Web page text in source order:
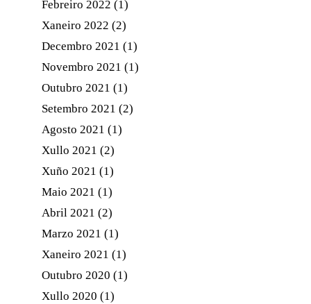
Febreiro 2022 (1)
Xaneiro 2022 (2)
Decembro 2021 (1)
Novembro 2021 (1)
Outubro 2021 (1)
Setembro 2021 (2)
Agosto 2021 (1)
Xullo 2021 (2)
Xuño 2021 (1)
Maio 2021 (1)
Abril 2021 (2)
Marzo 2021 (1)
Xaneiro 2021 (1)
Outubro 2020 (1)
Xullo 2020 (1)